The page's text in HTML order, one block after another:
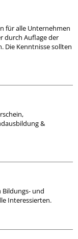
für alle Unternehmen
durch Auflage der
Die Kenntnisse sollten
&
Bildungs- und
Interessierten.